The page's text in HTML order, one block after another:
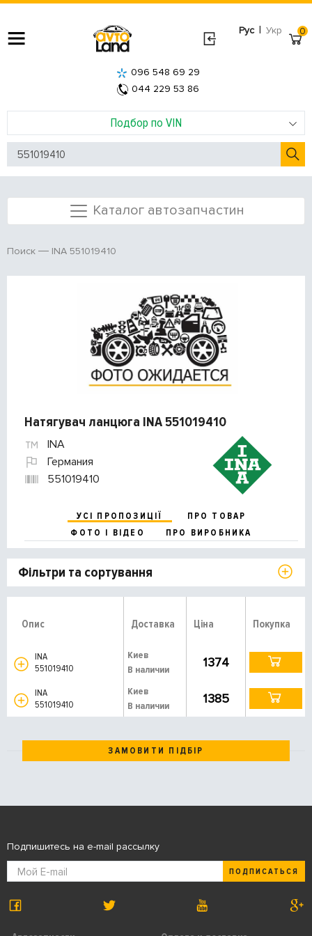
Рус | Укр
Подбор по VIN
096 548 69 29
044 229 53 86
0
Каталог автозапчастин
Поиск INA 551019410
Натягувач ланцюга INA 551019410
INA
Германия
551019410
УСІ ПРОПОЗИЦІЇ
ПРО ТОВАР
ФОТО І ВІДЕО
ПРО ВИРОБНИКА
Фільтри та сортування
Опис Доставка Ціна Покупка
INA
551019410
Киев
В наличии
1374
INA
551019410
Киев
В наличии
1385
ЗАМОВИТИ ПІДБІР
Подпишитесь на e-mail рассылку
ПОДПИСАТЬСЯ